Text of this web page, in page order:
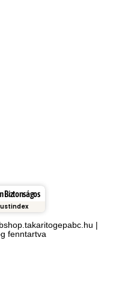
Biztonságos
|
fenntartva